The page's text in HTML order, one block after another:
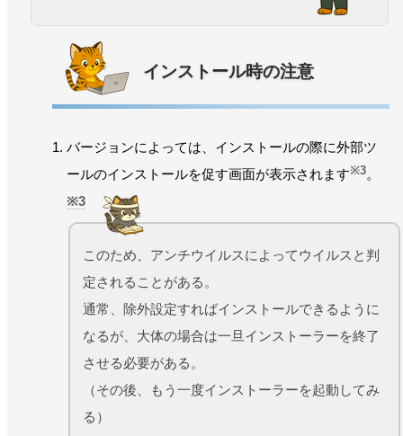
インストール時の注意
バージョンによっては、インストールの際に外部ツ
ールのインストールを促す画面が表示されます※3。
3
このため、アンチウイルスによってウイルスと判
定されることがある。
通常、除外設定すればインストールできるように
なるが、大体の場合は一旦インストーラーを終了
させる必要がある。
（その後、もう一度インストーラーを起動してみ
る）